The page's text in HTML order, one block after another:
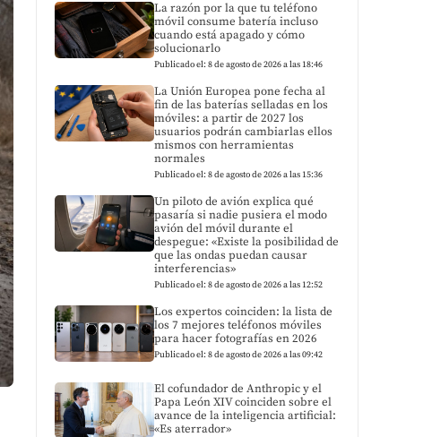
La razón por la que tu teléfono
móvil consume batería incluso
cuando está apagado y cómo
solucionarlo
Publicado el: 8 de agosto de 2026 a las 18:46
La Unión Europea pone fecha al
fin de las baterías selladas en los
móviles: a partir de 2027 los
usuarios podrán cambiarlas ellos
mismos con herramientas
normales
Publicado el: 8 de agosto de 2026 a las 15:36
Un piloto de avión explica qué
pasaría si nadie pusiera el modo
avión del móvil durante el
despegue: «Existe la posibilidad de
que las ondas puedan causar
interferencias»
Publicado el: 8 de agosto de 2026 a las 12:52
Los expertos coinciden: la lista de
los 7 mejores teléfonos móviles
para hacer fotografías en 2026
Publicado el: 8 de agosto de 2026 a las 09:42
El cofundador de Anthropic y el
Papa León XIV coinciden sobre el
avance de la inteligencia artificial:
«Es aterrador»